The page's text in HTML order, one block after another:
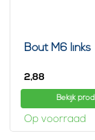
Bout M6 links
2,88
Bekijk
Op voorraad